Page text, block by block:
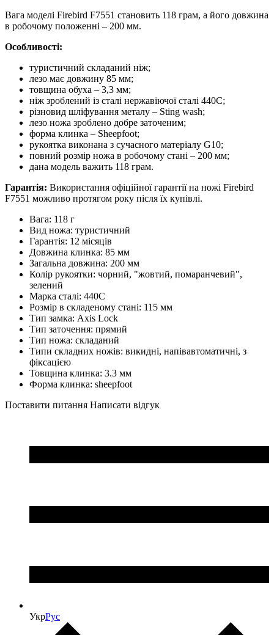
Вага моделі Firebird F7551 становить 118 грам, а його довжина
в робочому положенні – 200 мм.
Особливості:
туристичний складаний ніж;
лезо має довжину 85 мм;
товщина обуха – 3,3 мм;
ніж зроблений із сталі нержавіючої сталі 440С;
різновид шліфування металу – Sting wash;
лезо ножа зроблено добре заточеним;
форма клинка – Sheepfoot;
рукоятка виконана з сучасного матеріалу G10;
повний розмір ножа в робочому стані – 200 мм;
дана модель важить 118 грам.
Гарантія: Використання офіційної гарантії на ножі Firebird
F7551 можливо протягом року після їх купівлі.
Вага: 118 г
Вид ножа: туристичний
Гарантія: 12 місяців
Довжина клинка: 85 мм
Загальна довжина: 200 мм
Колір рукоятки: чорний, "жовтий, помаранчевий",
зелений
Марка сталі: 440C
Розмір в складеному стані: 115 мм
Тип замка: Axis Lock
Тип заточення: прямий
Тип ножа: складаний
Типи складних ножів: викидні, напівавтоматичні, з
фіксацією
Товщина клинка: 3.3 мм
Форма клинка: sheepfoot
Поставити питання Написати відгук
УкрРус